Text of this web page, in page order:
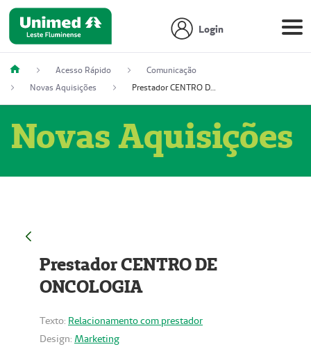
Login
Acesso Rápido
Comunicação
Novas Aquisições
Prestador CENTRO DE ONCOLOGIA
Novas Aquisições
Prestador CENTRO DE
ONCOLOGIA
Texto: Relacionamento com prestador
Design: Marketing